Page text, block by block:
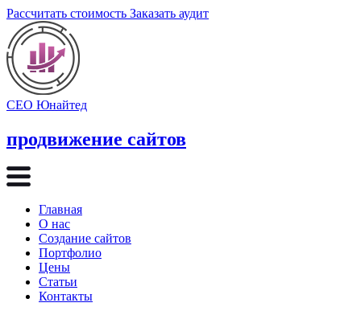
Рассчитать стоимость Заказать аудит
СЕО Юнайтед
продвижение сайтов
Главная
О нас
Создание сайтов
Портфолио
Цены
Статьи
Контакты